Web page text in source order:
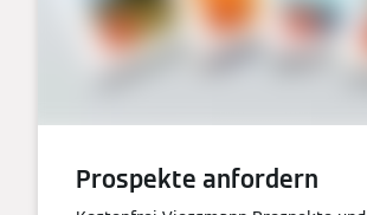
Prospekte anfordern